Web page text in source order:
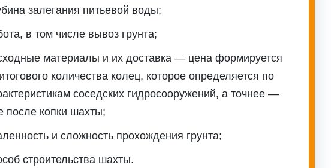
залегания питьевой воды;
в том числе вывоз грунта;
материалы и их доставка — цена формируется
количества колец, которое определяется по
соседских гидросооружений, а точнее —
после копки шахты;
и сложность прохождения грунта;
строительства шахты.